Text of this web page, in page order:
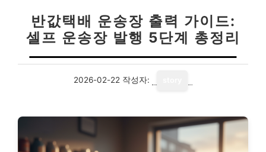
반값택배 운송장 출력 가이드:
셀프 운송장 발행 5단계 총정리
2026-02-22 작성자: